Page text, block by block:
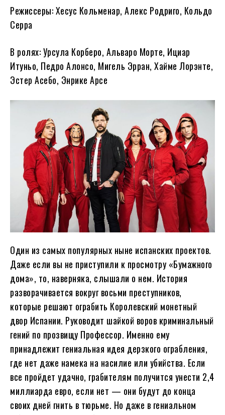
Режиссеры: Хесус Кольменар, Алекс Родриго, Кольдо
Серра
В ролях: Урсула Корберо, Альваро Морте, Ициар
Итуньо, Педро Алонсо, Мигель Эрран, Хайме Лорэнте,
Эстер Асебо, Энрике Арсе
Один из самых популярных ныне испанских проектов.
Даже если вы не приступили к просмотру «Бумажного
дома», то, наверняка, слышали о нем. История
разворачивается вокруг восьми преступников,
которые решают ограбить Королевский монетный
двор Испании. Руководит шайкой воров криминальный
гений по прозвищу Профессор. Именно ему
принадлежит гениальная идея дерзкого ограбления,
где нет даже намека на насилие или убийства. Если
все пройдет удачно, грабителям получится унести 2,4
миллиарда евро, если нет — они будут до конца
своих дней гнить в тюрьме. Но даже в гениальном